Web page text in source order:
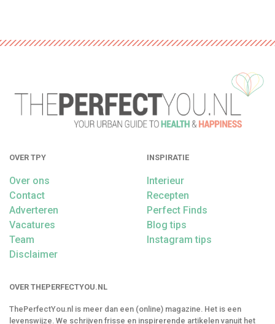
OVER TPY
Over ons
Contact
Adverteren
Vacatures
Team
Disclaimer
INSPIRATIE
Interieur
Recepten
Perfect Finds
Blog tips
Instagram tips
OVER THEPERFECTYOU.NL
ThePerfectYou.nl is meer dan een (online) magazine. Het is een
levenswijze. We schrijven frisse en inspirerende artikelen vanuit het